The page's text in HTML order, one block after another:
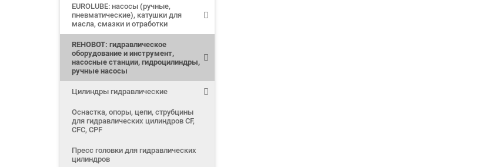
EUROLUBE: насосы (ручные,
пневматические), катушки для
масла, смазки и отработки
REHOBOT: гидравлическое
оборудование и инструмент,
насосные станции, гидроцилиндры,
ручные насосы
Цилиндры гидравлические
Оснастка, опоры, цепи, струбцины
для гидравлических цилиндров CF,
CFC, CPF
Пресс головки для гидравлических
цилиндров